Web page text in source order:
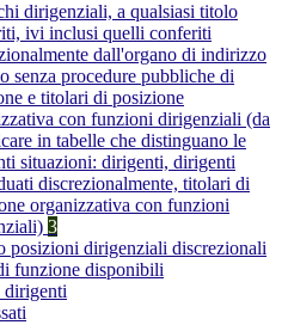
dirigenziali, a qualsiasi titolo
ivi inclusi quelli conferiti
dall'organo di indirizzo
senza procedure pubbliche di
e titolari di posizione
con funzioni dirigenziali (da
in tabelle che distinguano le
situazioni: dirigenti, dirigenti
discrezionalmente, titolari di
organizzativa con funzioni
3
posizioni dirigenziali discrezionali
funzione disponibili
dirigenti